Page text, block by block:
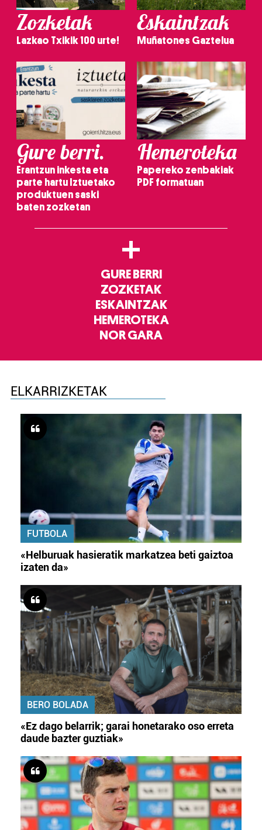
Zozketak
Lazkao Txikik 100 urte!
Eskaintzak
Muñatones Gaztelua
Gure berri.
Erantzun inkesta eta
parte hartu Iztuetako
produktuen saski
baten zozketan
Hemeroteka
Papereko zenbakiak
PDF formatuan
+
GURE BERRI
ZOZKETAK
ESKAINTZAK
HEMEROTEKA
NOR GARA
ELKARRIZKETAK
FUTBOLA
«Helburuak hasieratik markatzea beti gaiztoa
izaten da»
BERO BOLADA
«Ez dago belarrik; garai honetarako oso erreta
daude bazter guztiak»